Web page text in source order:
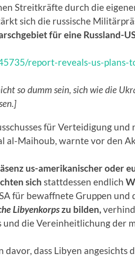
Streitkräfte durch die
sich die russische
für eine Russland-
report-reveals-us-plans-
so dumm sein, sich wie die
für Verteidigung
al-Maihoub, warnte vor den
us-amerikanischer oder
sich stattdessen endlich
für bewaffnete Gruppen und
Libyenkorpszu bilden,
und die Vereinheitlichung der
dass Libyen angesichts